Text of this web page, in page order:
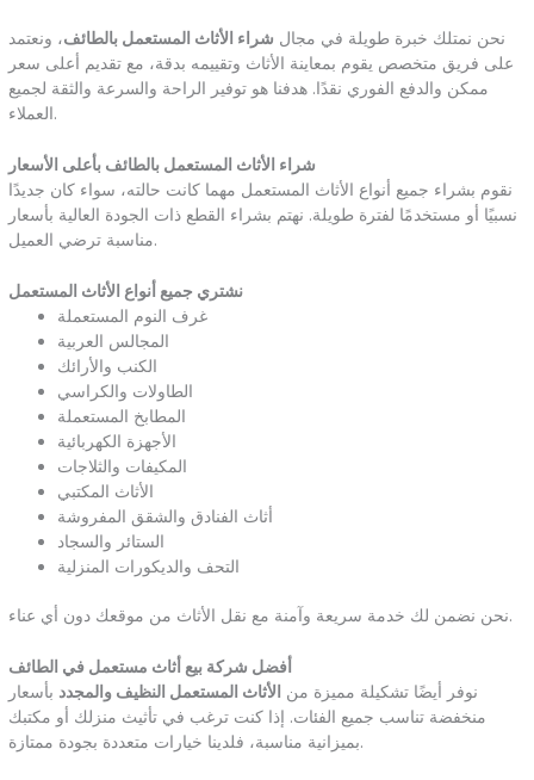
نحن نمتلك خبرة طويلة في مجال شراء الأثاث المستعمل بالطائف، ونعتمد
على فريق متخصص يقوم بمعاينة الأثاث وتقييمه بدقة، مع تقديم أعلى سعر
ممكن والدفع الفوري نقدًا. هدفنا هو توفير الراحة والسرعة والثقة لجميع
العملاء.
شراء الأثاث المستعمل بالطائف بأعلى الأسعار
نقوم بشراء جميع أنواع الأثاث المستعمل مهما كانت حالته، سواء كان جديدًا
نسبيًا أو مستخدمًا لفترة طويلة. نهتم بشراء القطع ذات الجودة العالية بأسعار
مناسبة ترضي العميل.
نشتري جميع أنواع الأثاث المستعمل
غرف النوم المستعملة
المجالس العربية
الكنب والأرائك
الطاولات والكراسي
المطابخ المستعملة
الأجهزة الكهربائية
المكيفات والثلاجات
الأثاث المكتبي
أثاث الفنادق والشقق المفروشة
الستائر والسجاد
التحف والديكورات المنزلية
نحن نضمن لك خدمة سريعة وآمنة مع نقل الأثاث من موقعك دون أي عناء.
أفضل شركة بيع أثاث مستعمل في الطائف
نوفر أيضًا تشكيلة مميزة من الأثاث المستعمل النظيف والمجدد بأسعار
منخفضة تناسب جميع الفئات. إذا كنت ترغب في تأثيث منزلك أو مكتبك
بميزانية مناسبة، فلدينا خيارات متعددة بجودة ممتازة.